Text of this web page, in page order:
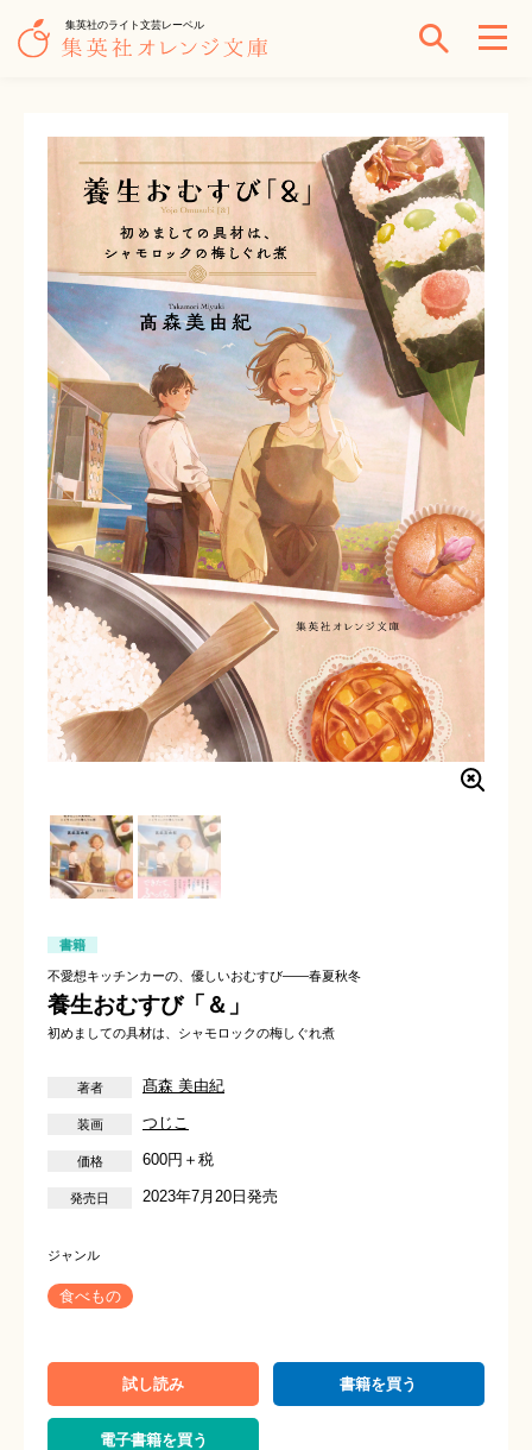
集英社のライト文芸レーベル
書籍
不愛想キッチンカーの、優しいおむすび――春夏秋冬
養生おむすび「＆」
初めましての具材は、シャモロックの梅しぐれ煮
髙森 美由紀
つじこ
600円＋税
2023年7月20日発売
食べもの
試し読み 書籍を買う
電子書籍を買う